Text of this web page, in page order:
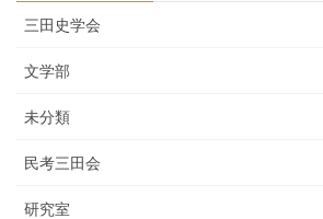
三田史学会
文学部
未分類
民考三田会
研究室